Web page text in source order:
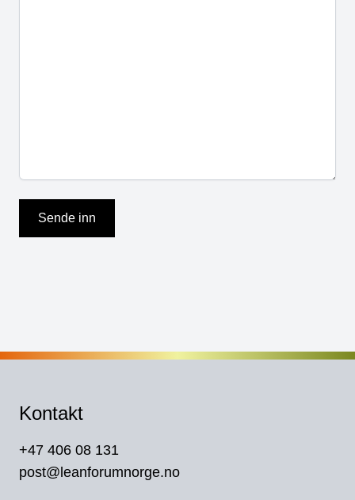
Kontakt
+47 406 08 131
post@leanforumnorge.no